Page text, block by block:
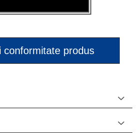
conformitate produs